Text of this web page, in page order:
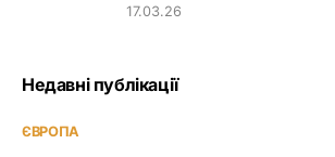
17.03.26
Недавні публікації
ЄВРОПА